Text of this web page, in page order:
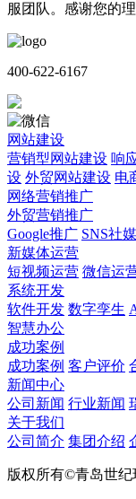
服团队。感谢您的
400-622-6167
网站建设
营销型网站建设 响
设 外贸网站建设 电
网络营销推广
外贸营销推广
Google推广 SNS社
新媒体运营
短视频运营 微信运
系统开发
软件开发 数字孪生
智慧办公
成功案例
成功案例 客户评价
新闻中心
公司新闻 行业新闻
关于我们
公司简介 集团介绍
版权所有©青岛世纪